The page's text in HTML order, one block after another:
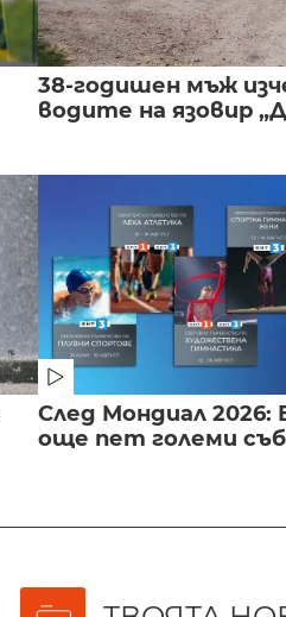
38-годишен мъж
водите на язовир
След Мондиал 2026:
още пет големи